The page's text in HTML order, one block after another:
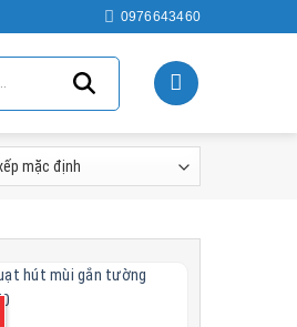
0976643460